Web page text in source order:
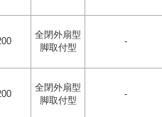
全閉外扇型
脚取付型
-
全閉外扇型
脚取付型
-